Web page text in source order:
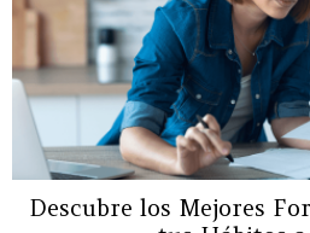
Descubre los Mejores